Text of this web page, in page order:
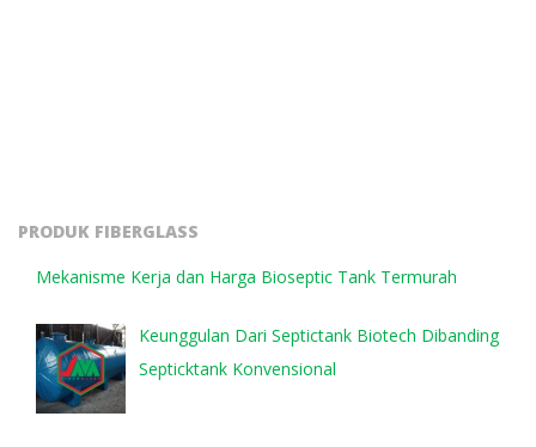
PRODUK FIBERGLASS
Mekanisme Kerja dan Harga Bioseptic Tank Termurah
Keunggulan Dari Septictank Biotech Dibanding
Septicktank Konvensional